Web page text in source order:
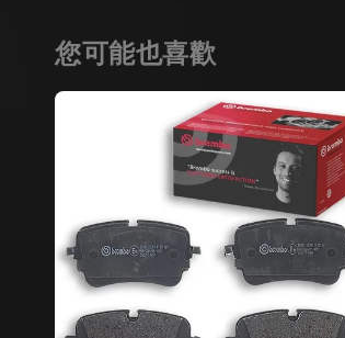
您可能也喜歡